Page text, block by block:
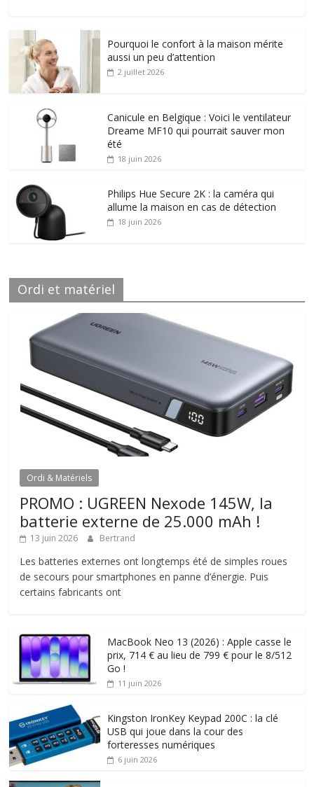
Pourquoi le confort à la maison mérite
aussi un peu d’attention
2 juillet 2026
Canicule en Belgique : Voici le ventilateur
Dreame MF10 qui pourrait sauver mon
été
18 juin 2026
Philips Hue Secure 2K : la caméra qui
allume la maison en cas de détection
18 juin 2026
Ordi et matériel
Ordi & Matériels
PROMO : UGREEN Nexode 145W, la
batterie externe de 25.000 mAh !
13 juin 2026 Bertrand
Les batteries externes ont longtemps été de simples roues
de secours pour smartphones en panne d’énergie. Puis
certains fabricants ont
MacBook Neo 13 (2026) : Apple casse le
prix, 714 € au lieu de 799 € pour le 8/512
Go !
11 juin 2026
Kingston IronKey Keypad 200C : la clé
USB qui joue dans la cour des
forteresses numériques
6 juin 2026